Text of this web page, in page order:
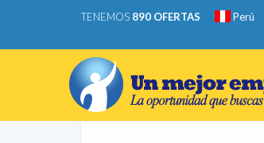
TENEMOS 890 OFERTAS Perú